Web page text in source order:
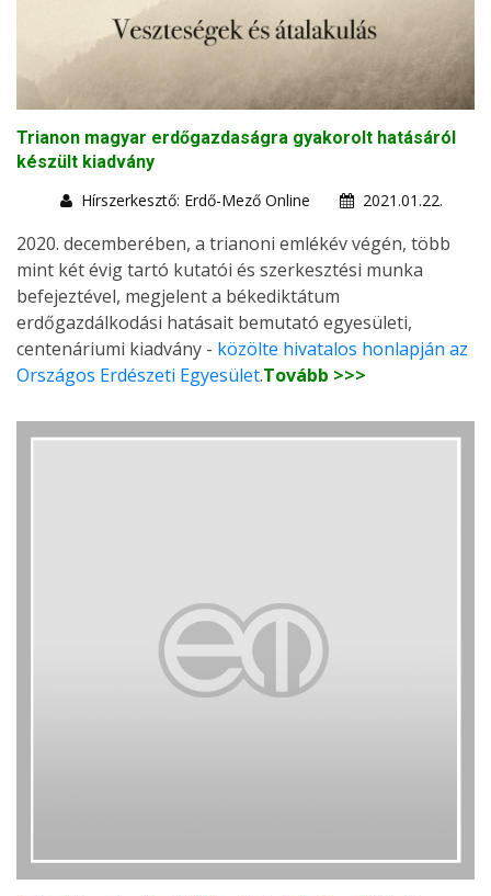
Trianon magyar erdőgazdaságra gyakorolt hatásáról
készült kiadvány
Hírszerkesztő: Erdő-Mező Online
2021.01.22.
2020. decemberében, a trianoni emlékév végén, több
mint két évig tartó kutatói és szerkesztési munka
befejeztével, megjelent a békediktátum
erdőgazdálkodási hatásait bemutató egyesületi,
centenáriumi kiadvány - közölte hivatalos honlapján az
Országos Erdészeti Egyesület.Tovább >>>